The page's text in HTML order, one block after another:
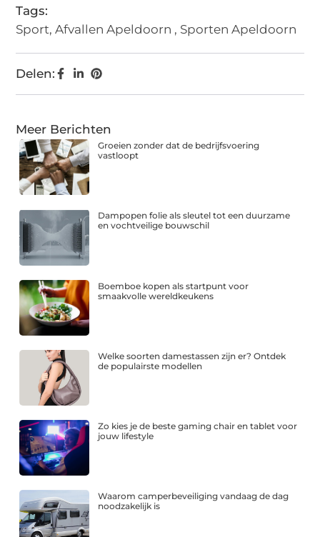
Tags:
Sport,Afvallen Apeldoorn , Sporten Apeldoorn
Delen:
Meer Berichten
Groeien zonder dat de bedrijfsvoering
vastloopt
Dampopen folie als sleutel tot een duurzame
en vochtveilige bouwschil
Boemboe kopen als startpunt voor
smaakvolle wereldkeukens
Welke soorten damestassen zijn er? Ontdek
de populairste modellen
Zo kies je de beste gaming chair en tablet voor
jouw lifestyle
Waarom camperbeveiliging vandaag de dag
noodzakelijk is